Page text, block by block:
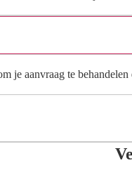
je aanvraag te